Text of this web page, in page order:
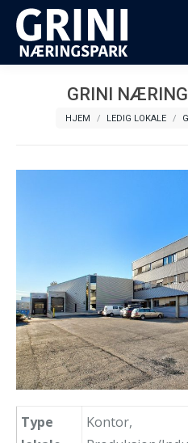
GRINI
You are here:
HJEM LEDIG LOKALE
Type
Kontor,